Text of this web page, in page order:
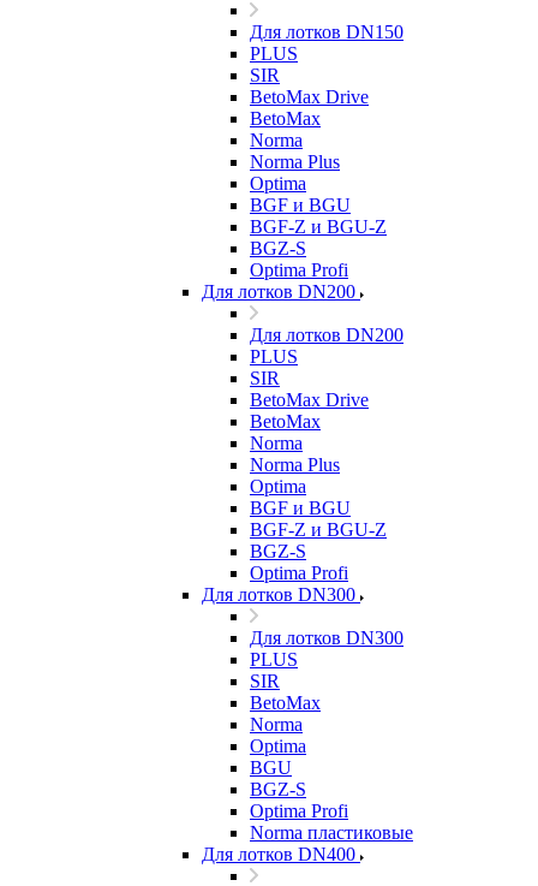
Для лотков DN150
PLUS
SIR
BetoMax Drive
BetoMax
Norma
Norma Plus
Optima
BGF и BGU
BGF-Z и BGU-Z
BGZ-S
Optima Profi
Для лотков DN200
Для лотков DN200
PLUS
SIR
BetoMax Drive
BetoMax
Norma
Norma Plus
Optima
BGF и BGU
BGF-Z и BGU-Z
BGZ-S
Optima Profi
Для лотков DN300
Для лотков DN300
PLUS
SIR
BetoMax
Norma
Optima
BGU
BGZ-S
Optima Profi
Norma пластиковые
Для лотков DN400